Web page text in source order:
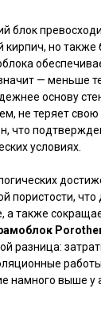
блок
кирпич, но также
— меньше
основу
не теряет
что
условиях.
пористости,
а также
разница:
намного выше у